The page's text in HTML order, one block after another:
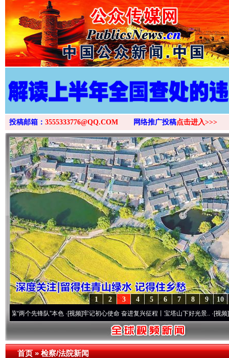
投稿邮箱： 3555333776@QQ.COM 网络推广投稿点击进入>>>
10
9
8
7
6
5
4
3
2
1
锋队”本色·[视频]牢记初心使命 奋进复兴征程丨宝塔山下好光景..·[视频]因党而生
首页»检察/法院新闻